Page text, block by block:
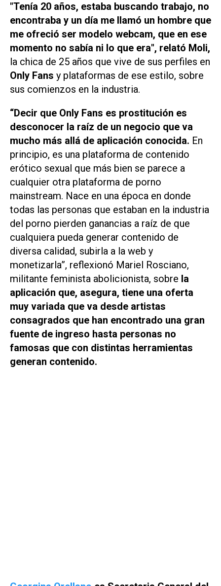
"Tenía 20 años, estaba buscando trabajo, no
encontraba y un día me llamó un hombre que
me ofreció ser modelo webcam, que en ese
momento no sabía ni lo que era", relató Moli,
la chica de 25 años que vive de sus perfiles en
Only Fans y plataformas de ese estilo, sobre
sus comienzos en la industria.
“Decir que Only Fans es prostitución es
desconocer la raíz de un negocio que va
mucho más allá de aplicación conocida. En
principio, es una plataforma de contenido
erótico sexual que más bien se parece a
cualquier otra plataforma de porno
mainstream. Nace en una época en donde
todas las personas que estaban en la industria
del porno pierden ganancias a raíz de que
cualquiera pueda generar contenido de
diversa calidad, subirla a la web y
monetizarla”, reflexionó Mariel Rosciano,
militante feminista abolicionista, sobre la
aplicación que, asegura, tiene una oferta
muy variada que va desde artistas
consagrados que han encontrado una gran
fuente de ingreso hasta personas no
famosas que con distintas herramientas
generan contenido.